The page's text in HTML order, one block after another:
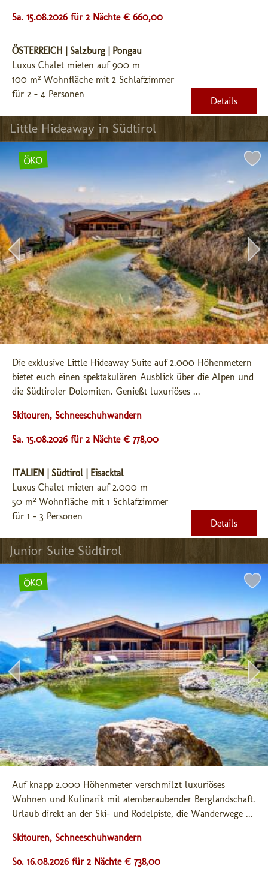
Sa. 15.08.2026 für 2 Nächte € 660,00
ÖSTERREICH | Salzburg | Pongau
Luxus Chalet mieten auf 900 m
100 m² Wohnfläche mit 2 Schlafzimmer
für 2 - 4 Personen
Details
Little Hideaway in Südtirol
ÖKO
Die exklusive Little Hideaway Suite auf 2.000 Höhenmetern
bietet euch einen spektakulären Ausblick über die Alpen und
die Südtiroler Dolomiten. Genießt luxuriöses ...
Skitouren, Schneeschuhwandern
Sa. 15.08.2026 für 2 Nächte € 778,00
ITALIEN | Südtirol | Eisacktal
Luxus Chalet mieten auf 2.000 m
50 m² Wohnfläche mit 1 Schlafzimmer
für 1 - 3 Personen
Details
Junior Suite Südtirol
ÖKO
Auf knapp 2.000 Höhenmeter verschmilzt luxuriöses
Wohnen und Kulinarik mit atemberaubender Berglandschaft.
Urlaub direkt an der Ski- und Rodelpiste, die Wanderwege ...
Skitouren, Schneeschuhwandern
So. 16.08.2026 für 2 Nächte € 738,00